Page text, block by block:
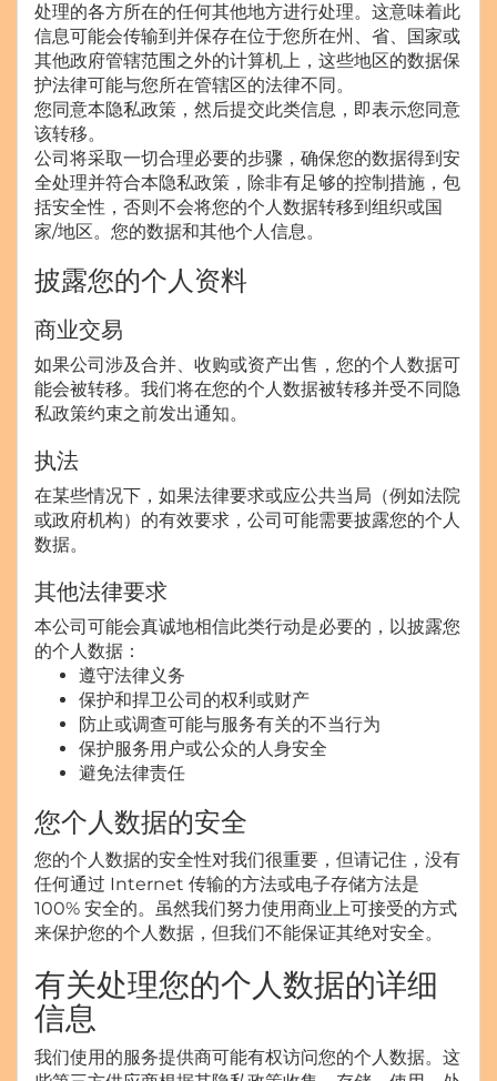
处理的各方所在的任何其他地方进行处理。这意味着此
信息可能会传输到并保存在位于您所在州、省、国家或
其他政府管辖范围之外的计算机上，这些地区的数据保
护法律可能与您所在管辖区的法律不同。
您同意本隐私政策，然后提交此类信息，即表示您同意
该转移。
公司将采取一切合理必要的步骤，确保您的数据得到安
全处理并符合本隐私政策，除非有足够的控制措施，包
括安全性，否则不会将您的个人数据转移到组织或国
家/地区。您的数据和其他个人信息。
披露您的个人资料
商业交易
如果公司涉及合并、收购或资产出售，您的个人数据可
能会被转移。我们将在您的个人数据被转移并受不同隐
私政策约束之前发出通知。
执法
在某些情况下，如果法律要求或应公共当局（例如法院
或政府机构）的有效要求，公司可能需要披露您的个人
数据。
其他法律要求
本公司可能会真诚地相信此类行动是必要的，以披露您
的个人数据：
遵守法律义务
保护和捍卫公司的权利或财产
防止或调查可能与服务有关的不当行为
保护服务用户或公众的人身安全
避免法律责任
您个人数据的安全
您的个人数据的安全性对我们很重要，但请记住，没有
任何通过 Internet 传输的方法或电子存储方法是
100% 安全的。虽然我们努力使用商业上可接受的方式
来保护您的个人数据，但我们不能保证其绝对安全。
有关处理您的个人数据的详细
信息
我们使用的服务提供商可能有权访问您的个人数据。这